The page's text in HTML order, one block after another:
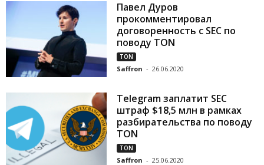
Павел Дуров
прокомментировал
договоренность с SEC по
поводу TON
TON
Saffron - 26.06.2020
Telegram заплатит SEC
штраф $18,5 млн в рамках
разбирательства по поводу
TON
TON
Saffron - 25.06.2020